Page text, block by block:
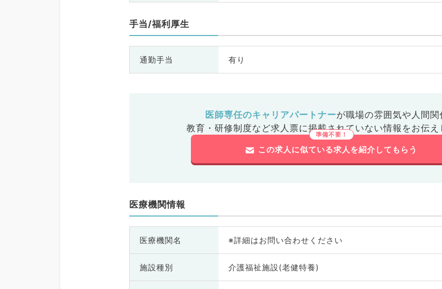
手当/福利厚生
通勤手当 有り
医師専任のキャリアパートナーが職場の雰囲気や人間関
教育・研修制度など求人票に掲載されていない情報をお伝え
この求人に似ている求人を紹介してもらう
医療機関情報
医療機関名 ※詳細はお問い合わせください
施設種別 介護福祉施設(老健特養)